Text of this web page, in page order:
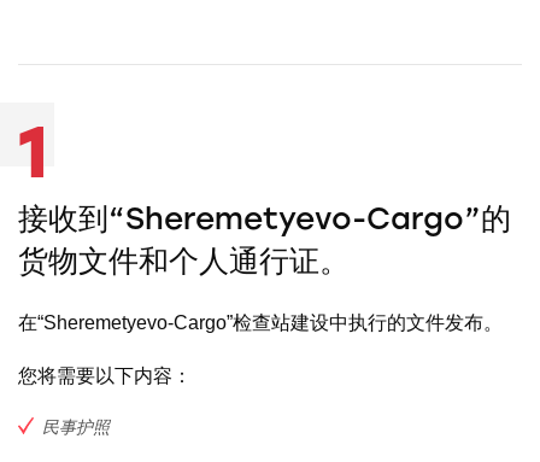
1
接收到“Sheremetyevo-Cargo”的
货物文件和个人通行证。
在“Sheremetyevo-Cargo”检查站建设中执行的文件发布。
您将需要以下内容：
民事护照